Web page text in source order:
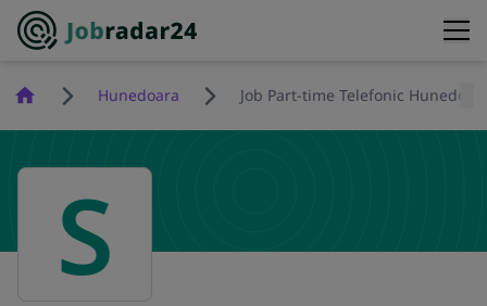
HomepageHunedoara Job Part-time Telefonic
S